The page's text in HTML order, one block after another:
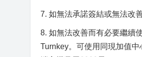
7. 如無法承諾簽結或無法改
8. 如無法改善而有必要繼續
Turnkey。可使用同現加值